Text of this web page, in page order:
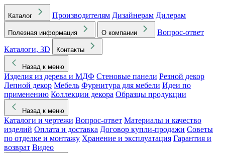
Каталог Производителям Дизайнерам Дилерам
Полезная информация О компании
Вопрос-ответ
Каталоги, 3D
Контакты
Назад к меню
Изделия из дерева и МДФ Стеновые панели Резной декор
Лепной декор Мебель Фурнитура для мебели Идеи по
применению Коллекции декора Образцы продукции
Назад к меню
Каталоги и чертежи Вопрос-ответ Материалы и качество
изделий Оплата и доставка Договор купли-продажи Советы
по отделке и монтажу Хранение и эксплуатация Гарантия и
возврат Видео